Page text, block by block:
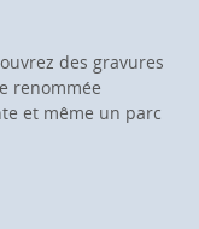
des gravures
renommée
et même un parc